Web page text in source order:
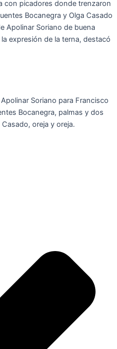
con picadores donde trenzaron
Bocanegra y Olga Casado
Apolinar Soriano de buena
expresión de la terna, destacó
Soriano para Francisco
Bocanegra, palmas y dos
oreja y oreja.